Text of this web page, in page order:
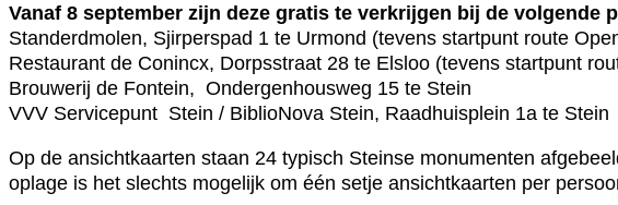
Vanaf 8 september zijn deze gratis te verkrijgen bij de volgende
Standerdmolen, Sjirperspad 1 te Urmond (tevens startpunt route
Restaurant de Conincx, Dorpsstraat 28 te Elsloo (tevens startpunt
Brouwerij de Fontein, Ondergenhousweg 15 te Stein
VVV Servicepunt Stein / BiblioNova Stein, Raadhuisplein 1a te Stein
Op de ansichtkaarten staan 24 typisch Steinse monumenten
oplage is het slechts mogelijk om één setje ansichtkaarten per